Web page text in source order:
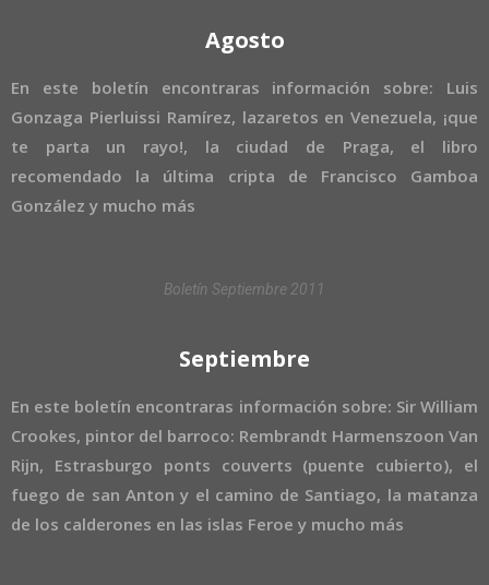
Agosto
En este boletín encontraras información sobre: Luis
Gonzaga Pierluissi Ramírez, lazaretos en Venezuela, ¡que
te parta un rayo!, la ciudad de Praga, el libro
recomendado la última cripta de Francisco Gamboa
González y mucho más
Boletín Septiembre 2011
Septiembre
En este boletín encontraras información sobre: Sir William
Crookes, pintor del barroco: Rembrandt Harmenszoon Van
Rijn, Estrasburgo ponts couverts (puente cubierto), el
fuego de san Anton y el camino de Santiago, la matanza
de los calderones en las islas Feroe y mucho más